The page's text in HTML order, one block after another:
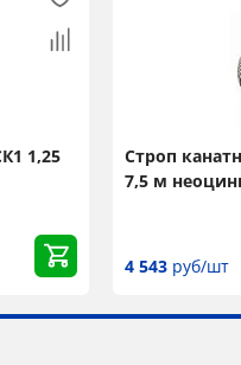
1,25
Строп
7,5 м
4 543 руб/шт